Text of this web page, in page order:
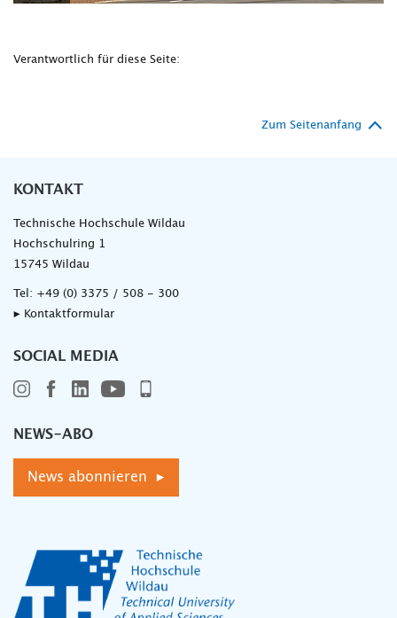
Verantwortlich für diese Seite:
Zum Seitenanfang
KONTAKT
Technische Hochschule Wildau
Hochschulring 1
15745 Wildau
Tel: +49 (0) 3375 / 508 - 300
▸ Kontaktformular
SOCIAL MEDIA
NEWS-ABO
News abonnieren ▸